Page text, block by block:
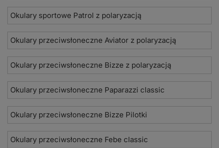
Okulary sportowe Patrol z polaryzacją
Okulary przeciwsłoneczne Aviator z polaryzacją
Okulary przeciwsłoneczne Bizze z polaryzacją
Okulary przeciwsłoneczne Paparazzi classic
Okulary przeciwsłoneczne Bizze Pilotki
Okulary przeciwsłoneczne Febe classic